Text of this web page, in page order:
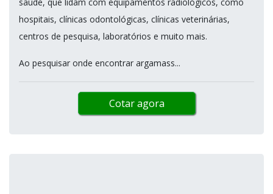
hospitais, clínicas odontológicas, clínicas veterinárias,
centros de pesquisa, laboratórios e muito mais.
Ao pesquisar onde encontrar argamass...
Cotar agora